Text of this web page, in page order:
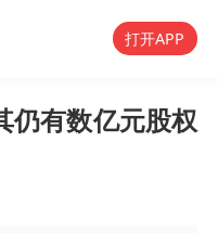
打开APP
仍有数亿元股权